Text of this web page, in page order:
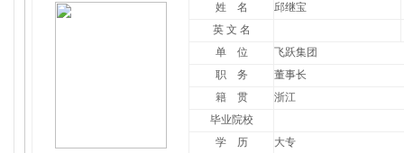
姓 名
邱继宝
英 文 名
单 位
飞跃集团
职 务
董事长
籍 贯
浙江
毕业院校
学 历
大专